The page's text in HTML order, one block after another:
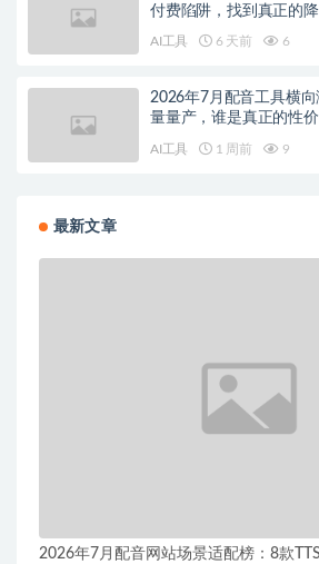
付费陷阱，找到真正的
AI工具 6 天前 6
2026年7月配音工具横
量量产，谁是真正的性
AI工具 1 周前 9
最新文章
2026年7月配音网站场景适配榜：8款